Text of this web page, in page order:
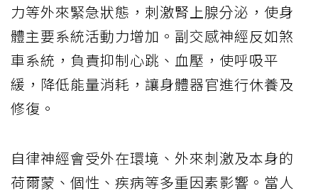
力等外來緊急狀態，刺激腎上腺分泌，使身
體主要系統活動力增加。副交感神經反如煞
車系統，負責抑制心跳、血壓，使呼吸平
緩，降低能量消耗，讓身體器官進行休養及
修復。
自律神經會受外在環境、外來刺激及本身的
荷爾蒙、個性、疾病等多重因素影響。當人